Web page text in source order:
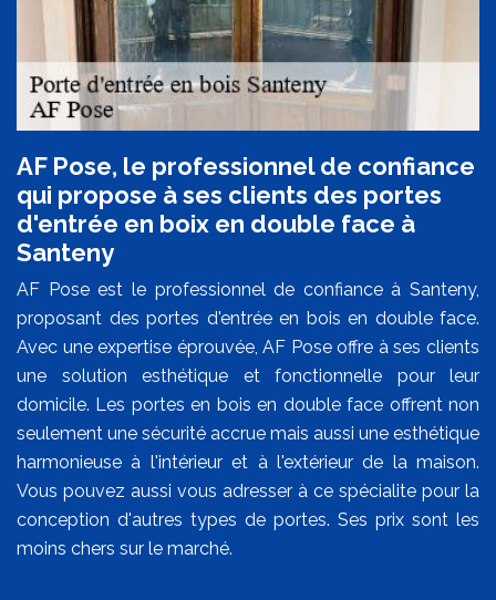
AF Pose, le professionnel de confiance
qui propose à ses clients des portes
d'entrée en boix en double face à
Santeny
AF Pose est le professionnel de confiance à Santeny,
proposant des portes d'entrée en bois en double face.
Avec une expertise éprouvée, AF Pose offre à ses clients
une solution esthétique et fonctionnelle pour leur
domicile. Les portes en bois en double face offrent non
seulement une sécurité accrue mais aussi une esthétique
harmonieuse à l'intérieur et à l'extérieur de la maison.
Vous pouvez aussi vous adresser à ce spécialite pour la
conception d'autres types de portes. Ses prix sont les
moins chers sur le marché.